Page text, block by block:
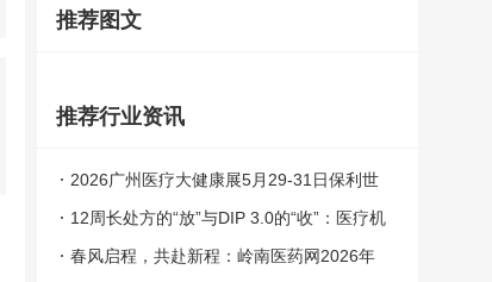
推荐图文
推荐行业资讯
2026广州医疗大健康展5月29-31日保利世
贸博览馆盛大召开
12周长处方的“放”与DIP 3.0的“收”：医疗机
构如何跨越新生存门槛
春风启程，共赴新程：岭南医药网2026年